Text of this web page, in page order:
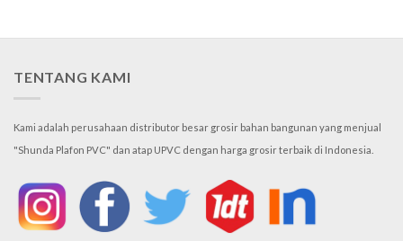
TENTANG KAMI
Kami adalah perusahaan distributor besar grosir bahan bangunan yang menjual
"Shunda Plafon PVC" dan atap UPVC dengan harga grosir terbaik di Indonesia.